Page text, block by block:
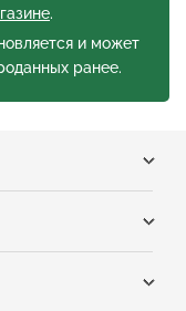
.
и может
ранее.